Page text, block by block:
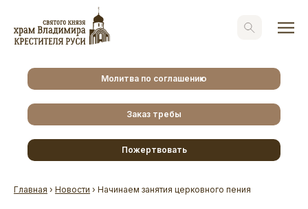
Молитва по соглашению
Заказ требы
Пожертвовать
Главная › Новости › Начинаем занятия церковного пения